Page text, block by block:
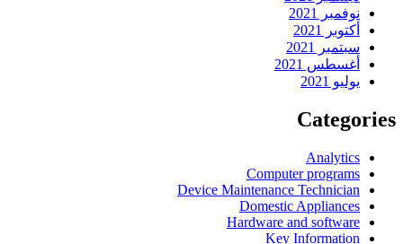
نوفمبر 2021
أكتوبر 2021
سبتمبر 2021
أغسطس 2021
يوليو 2021
Categories
Analytics
Computer programs
Device Maintenance Technician
Domestic Appliances
Hardware and software
Key Information